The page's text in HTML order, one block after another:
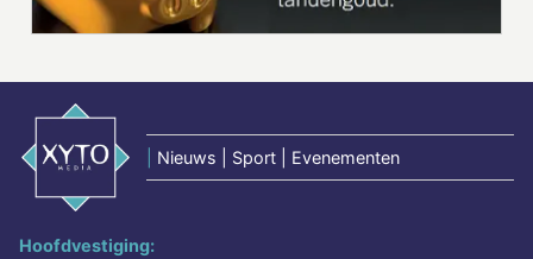
Nieuws | Sport | Evenementen
Hoofdvestiging: